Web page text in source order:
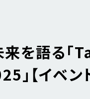
来を語る「
イベント